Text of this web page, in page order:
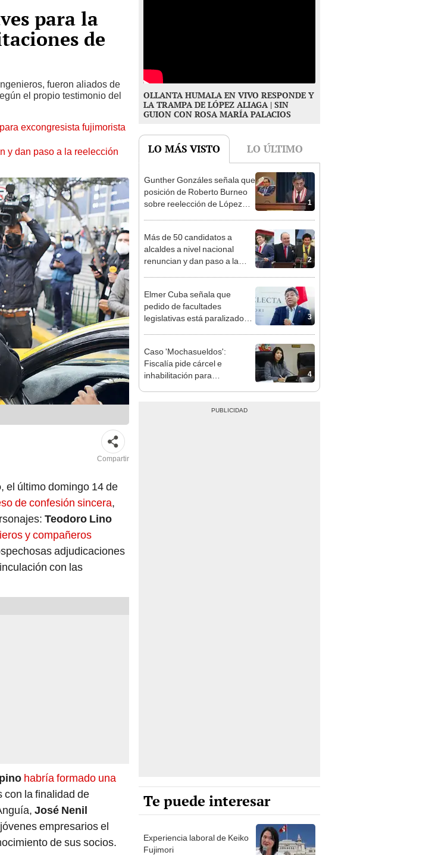
para la
de
fueron aliados de
el propio testimonio del
excongresista fujimorista
y dan paso a la reelección
Compartir
, el último domingo 14 de
de confesión sincera,
Teodoro Lino
y compañeros
adjudicaciones
con las
habría formado una
con la finalidad de
José Nenil
empresarios el
de sus socios.
OLLANTA HUMALA EN VIVO RESPONDE Y
LA TRAMPA DE LÓPEZ ALIAGA | SIN
GUION CON ROSA MARÍA PALACIOS
LO MÁS VISTO LO ÚLTIMO
1
Gunther Gonzáles señala que
posición de Roberto Burneo
sobre reelección de López
2
Más de 50 candidatos a
alcaldes a nivel nacional
renuncian y dan paso a la
3
Elmer Cuba señala que
pedido de facultades
legislativas está paralizado
4
Caso 'Mochasueldos':
Fiscalía pide cárcel e
inhabilitación para
Te puede interesar
Experiencia laboral de Keiko
Fujimori